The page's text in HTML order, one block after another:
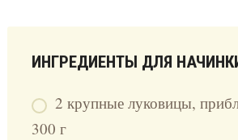
ИНГРЕДИЕНТЫ ДЛЯ
2 крупные луковицы,
300 г